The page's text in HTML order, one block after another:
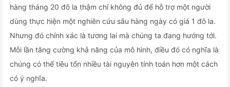
hàng tháng 20 đô la thậm chí không đủ để hỗ trợ một người
dùng thực hiện một nghiên cứu sâu hàng ngày có giá 1 đô la.
Nhưng đó chính xác là tương lai mà chúng ta đang hướng tới.
Mỗi lần tăng cường khả năng của mô hình, điều đó có nghĩa là
chúng có thể tiêu tốn nhiều tài nguyên tính toán hơn một cách
có ý nghĩa.